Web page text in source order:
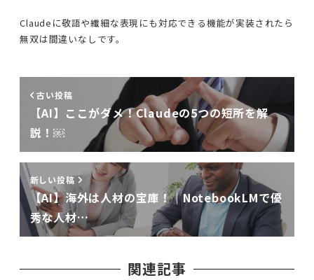
Claudeに敬語や繊細な表現にも対応できる機能が実装されたら
無双は間違いなしです。
古い投稿
【AI】ここがダメ！Claudeの5つの短所を解
説！￼
新しい投稿
【AI】海外は人材の宝庫！｜NotebookLMで優
秀な人材…
関連記事